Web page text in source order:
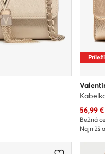
56,99 €
Bežná